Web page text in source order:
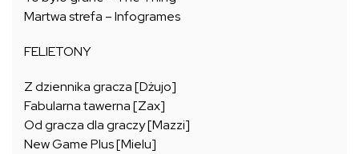
Martwa strefa – Infogrames
FELIETONY
Z dziennika gracza [Dżujo]
Fabularna tawerna [Zax]
Od gracza dla graczy [Mazzi]
New Game Plus [Mielu]